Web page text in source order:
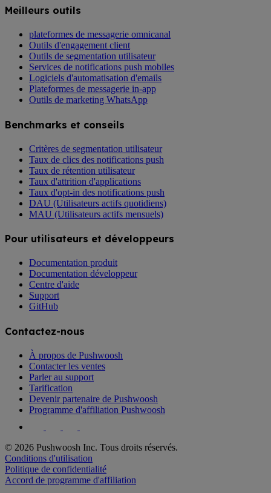
Meilleurs outils
plateformes de messagerie omnicanal
Outils d'engagement client
Outils de segmentation utilisateur
Services de notifications push mobiles
Logiciels d'automatisation d'emails
Plateformes de messagerie in-app
Outils de marketing WhatsApp
Benchmarks et conseils
Critères de segmentation utilisateur
Taux de clics des notifications push
Taux de rétention utilisateur
Taux d'attrition d'applications
Taux d'opt-in des notifications push
DAU (Utilisateurs actifs quotidiens)
MAU (Utilisateurs actifs mensuels)
Pour utilisateurs et développeurs
Documentation produit
Documentation développeur
Centre d'aide
Support
GitHub
Contactez-nous
À propos de Pushwoosh
Contacter les ventes
Parler au support
Tarification
Devenir partenaire de Pushwoosh
Programme d'affiliation Pushwoosh
© 2026 Pushwoosh Inc. Tous droits réservés.
Conditions d'utilisation
Politique de confidentialité
Accord de programme d'affiliation